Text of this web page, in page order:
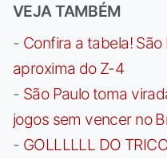
VEJA TAMBÉM
- Confira a tabela!
aproxima do Z-4
- São Paulo toma
jogos sem vencer no
- GOLLLLLL DO